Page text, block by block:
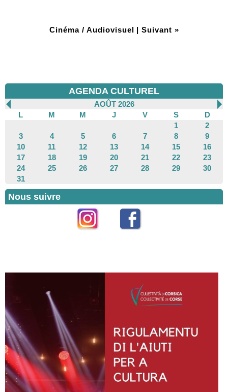
Cinéma / Audiovisuel | Suivant »
AGENDA CULTUREL
AOÛT 2026
L
M M J V S
D
1
2
3
4 5 6 7 8
9
10
11 12 13 14 15
16
17
18 19 20 21 22
23
24
25 26 27 28 29
30
31
Nous suivre